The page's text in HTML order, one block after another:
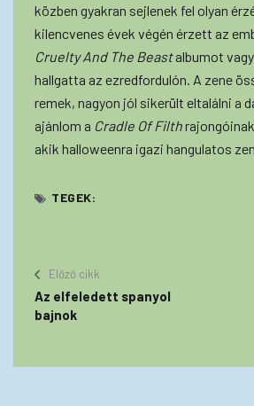
közben gyakran sejlenek fel olyan
kilencvenes évek végén érzett az
Cruelty And The Beastalbumot
hallgatta az ezredfordulón. A zene
remek, nagyon jól sikerült eltalálni a
ajánlom a Cradle Of Filth
akik halloweenra igazi hangulatos
TEGEK:
Előző cikk
Az elfeledett spanyol
bajnok